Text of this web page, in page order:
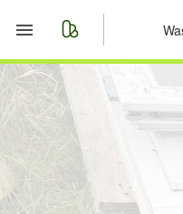
Start
Merkliste